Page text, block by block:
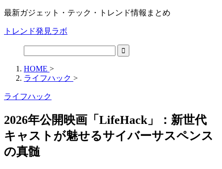
最新ガジェット・テック・トレンド情報まとめ
トレンド発見ラボ
HOME >
ライフハック >
ライフハック
2026年公開映画「LifeHack」：新世代
キャストが魅せるサイバーサスペンス
の真髄